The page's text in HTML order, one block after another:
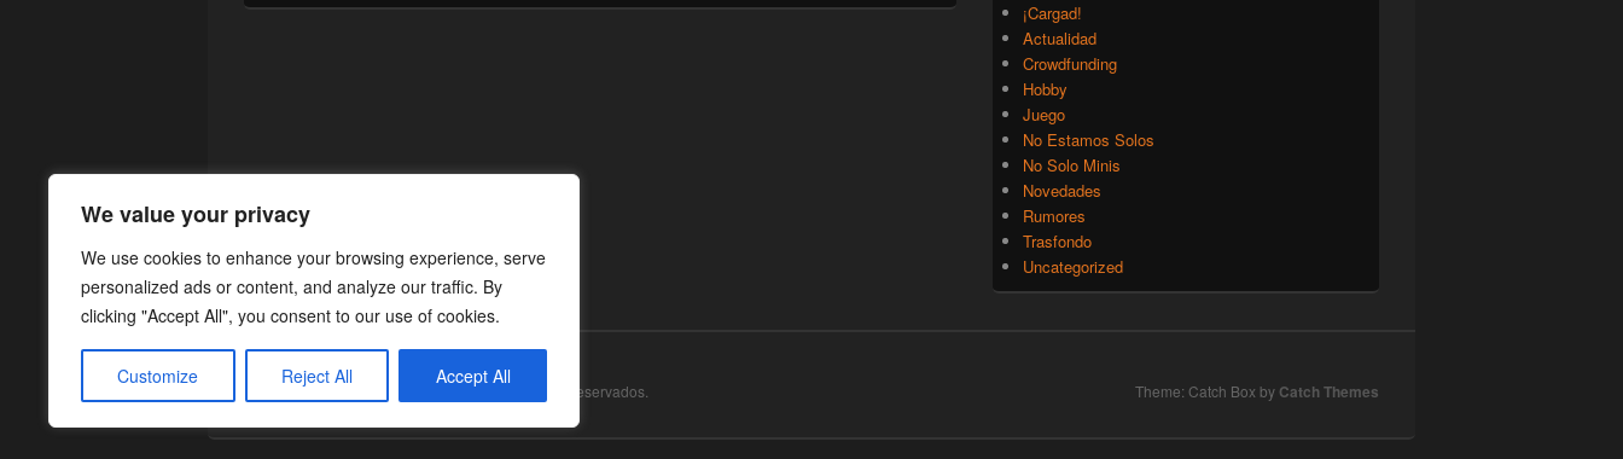
We value your privacy
We use cookies to enhance your browsing experience, serve
personalized ads or content, and analyze our traffic. By
clicking "Accept All", you consent to our use of cookies.
Customize Reject All Accept All
¡Cargad!
Actualidad
Crowdfunding
Hobby
Juego
No Estamos Solos
No Solo Minis
Novedades
Rumores
Trasfondo
Uncategorized
Copyright © 2026 . Todos los Derechos Reservados. Theme: Catch Box by Catch Themes